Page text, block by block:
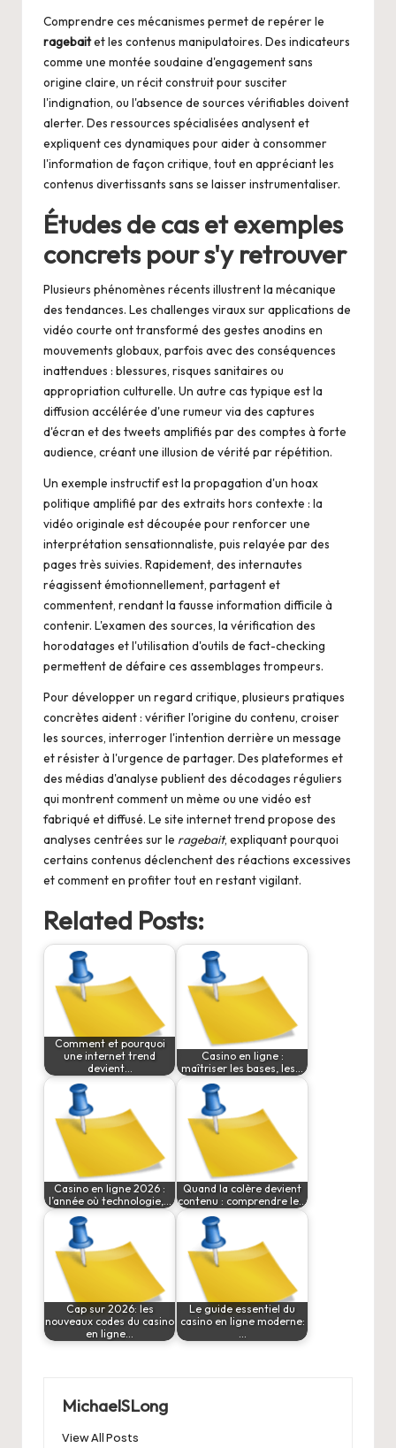
Comprendre ces mécanismes permet de repérer le
ragebaitet les contenus manipulatoires. Des indicateurs
comme une montée soudaine d'engagement sans
origine claire, un récit construit pour susciter
l'indignation, ou l'absence de sources vérifiables doivent
alerter. Des ressources spécialisées analysent et
expliquent ces dynamiques pour aider à consommer
l'information de façon critique, tout en appréciant les
contenus divertissants sans se laisser instrumentaliser.
Études de cas et exemples
concrets pour s'y retrouver
Plusieurs phénomènes récents illustrent la mécanique
des tendances. Les challenges viraux sur applications de
vidéo courte ont transformé des gestes anodins en
mouvements globaux, parfois avec des conséquences
inattendues : blessures, risques sanitaires ou
appropriation culturelle. Un autre cas typique est la
diffusion accélérée d'une rumeur via des captures
d'écran et des tweets amplifiés par des comptes à forte
audience, créant une illusion de vérité par répétition.
Un exemple instructif est la propagation d'un hoax
politique amplifié par des extraits hors contexte : la
vidéo originale est découpée pour renforcer une
interprétation sensationnaliste, puis relayée par des
pages très suivies. Rapidement, des internautes
réagissent émotionnellement, partagent et
commentent, rendant la fausse information difficile à
contenir. L'examen des sources, la vérification des
horodatages et l'utilisation d'outils de fact-checking
permettent de défaire ces assemblages trompeurs.
Pour développer un regard critique, plusieurs pratiques
concrètes aident : vérifier l'origine du contenu, croiser
les sources, interroger l'intention derrière un message
et résister à l'urgence de partager. Des plateformes et
des médias d'analyse publient des décodages réguliers
qui montrent comment un mème ou une vidéo est
fabriqué et diffusé. Le site internet trend propose des
analyses centrées sur le ragebait, expliquant pourquoi
certains contenus déclenchent des réactions excessives
et comment en profiter tout en restant vigilant.
Related Posts:
Comment et pourquoi
une internet trend
devient…
Casino en ligne :
maîtriser les bases, les…
Casino en ligne 2026 :
l’année où technologie,…
Quand la colère devient
contenu : comprendre le…
Cap sur 2026: les
nouveaux codes du casino
en ligne…
Le guide essentiel du
casino en ligne moderne:
…
MichaelSLong
View All Posts